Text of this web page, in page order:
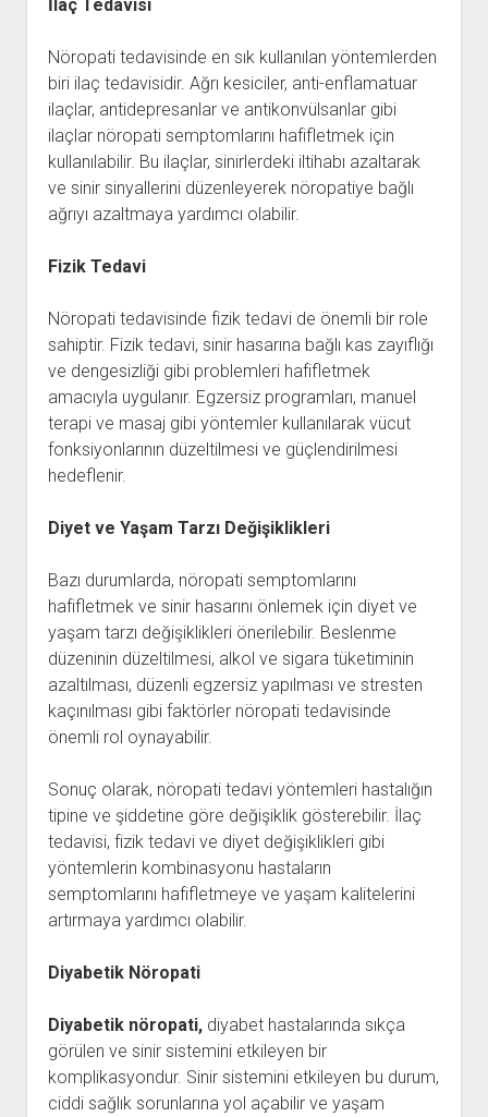
İlaç Tedavisi
Nöropati tedavisinde en sık kullanılan yöntemlerden
biri ilaç tedavisidir. Ağrı kesiciler, anti-enflamatuar
ilaçlar, antidepresanlar ve antikonvülsanlar gibi
ilaçlar nöropati semptomlarını hafifletmek için
kullanılabilir. Bu ilaçlar, sinirlerdeki iltihabı azaltarak
ve sinir sinyallerini düzenleyerek nöropatiye bağlı
ağrıyı azaltmaya yardımcı olabilir.
Fizik Tedavi
Nöropati tedavisinde fizik tedavi de önemli bir role
sahiptir. Fizik tedavi, sinir hasarına bağlı kas zayıflığı
ve dengesizliği gibi problemleri hafifletmek
amacıyla uygulanır. Egzersiz programları, manuel
terapi ve masaj gibi yöntemler kullanılarak vücut
fonksiyonlarının düzeltilmesi ve güçlendirilmesi
hedeflenir.
Diyet ve Yaşam Tarzı Değişiklikleri
Bazı durumlarda, nöropati semptomlarını
hafifletmek ve sinir hasarını önlemek için diyet ve
yaşam tarzı değişiklikleri önerilebilir. Beslenme
düzeninin düzeltilmesi, alkol ve sigara tüketiminin
azaltılması, düzenli egzersiz yapılması ve stresten
kaçınılması gibi faktörler nöropati tedavisinde
önemli rol oynayabilir.
Sonuç olarak, nöropati tedavi yöntemleri hastalığın
tipine ve şiddetine göre değişiklik gösterebilir. İlaç
tedavisi, fizik tedavi ve diyet değişiklikleri gibi
yöntemlerin kombinasyonu hastaların
semptomlarını hafifletmeye ve yaşam kalitelerini
artırmaya yardımcı olabilir.
Diyabetik Nöropati
Diyabetik nöropati,diyabet hastalarında sıkça
görülen ve sinir sistemini etkileyen bir
komplikasyondur. Sinir sistemini etkileyen bu durum,
ciddi sağlık sorunlarına yol açabilir ve yaşam